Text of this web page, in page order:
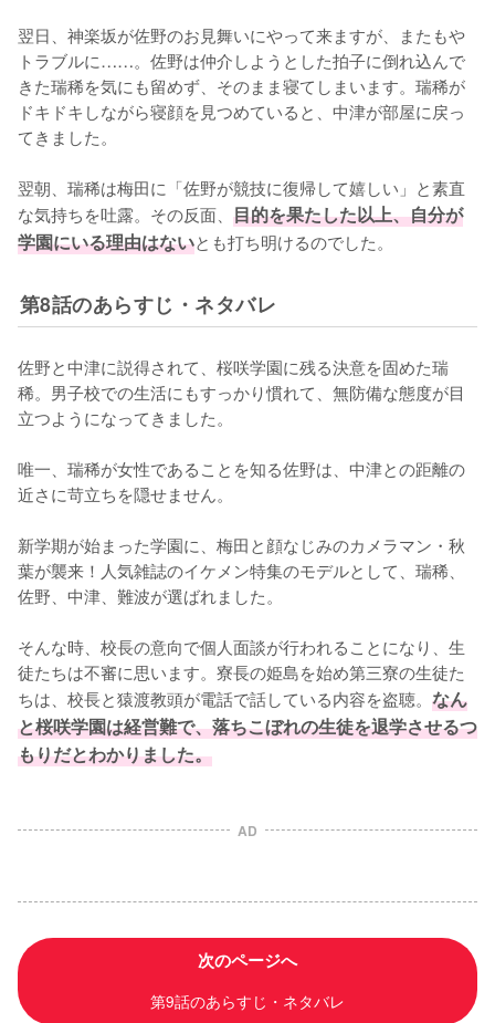
翌日、神楽坂が佐野のお見舞いにやって来ますが、またもや
トラブルに……。佐野は仲介しようとした拍子に倒れ込んで
きた瑞稀を気にも留めず、そのまま寝てしまいます。瑞稀が
ドキドキしながら寝顔を見つめていると、中津が部屋に戻っ
てきました。
翌朝、瑞稀は梅田に「佐野が競技に復帰して嬉しい」と素直
な気持ちを吐露。その反面、 目的を果たした以上、自分が
学園にいる理由はないとも打ち明けるのでした。
第8話のあらすじ・ネタバレ
佐野と中津に説得されて、桜咲学園に残る決意を固めた瑞
稀。男子校での生活にもすっかり慣れて、無防備な態度が目
立つようになってきました。
唯一、瑞稀が女性であることを知る佐野は、中津との距離の
近さに苛立ちを隠せません。
新学期が始まった学園に、梅田と顔なじみのカメラマン・秋
葉が襲来！人気雑誌のイケメン特集のモデルとして、瑞稀、
佐野、中津、難波が選ばれました。
そんな時、校長の意向で個人面談が行われることになり、生
徒たちは不審に思います。寮長の姫島を始め第三寮の生徒た
ちは、校長と猿渡教頭が電話で話している内容を盗聴。 なん
と桜咲学園は経営難で、落ちこぼれの生徒を退学させるつ
もりだとわかりました。
AD
次のページへ
第9話のあらすじ・ネタバレ